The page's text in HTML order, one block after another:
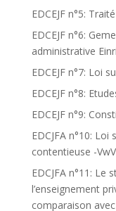
EDCEJF n°5:
EDCEJF n°6:
administrative
EDCEJF n°7: Loi
EDCEJF n°8:
EDCEJF n°9:
EDCJFA n°10:
contentieuse -
EDCJFA n°11:
l’enseignement
comparaison